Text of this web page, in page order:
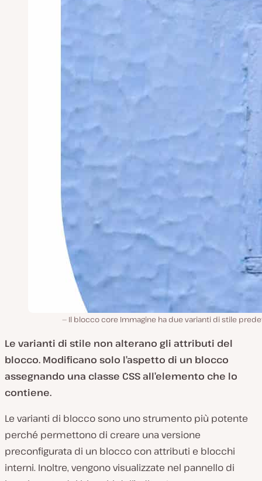
Il blocco core Immagine ha due varianti di stile
Le varianti di stile non alterano gli attributi del
blocco. Modificano solo l’aspetto di un blocco
assegnando una classe CSS all’elemento che lo
contiene.
Le varianti di blocco sono uno strumento più potente
perché permettono di creare una versione
preconfigurata di un blocco con attributi e blocchi
interni. Inoltre, vengono visualizzate nel pannello di